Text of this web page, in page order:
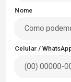
Nome
Celular /